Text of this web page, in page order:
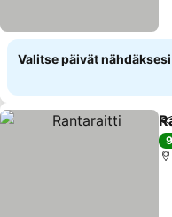
Valitse päivät